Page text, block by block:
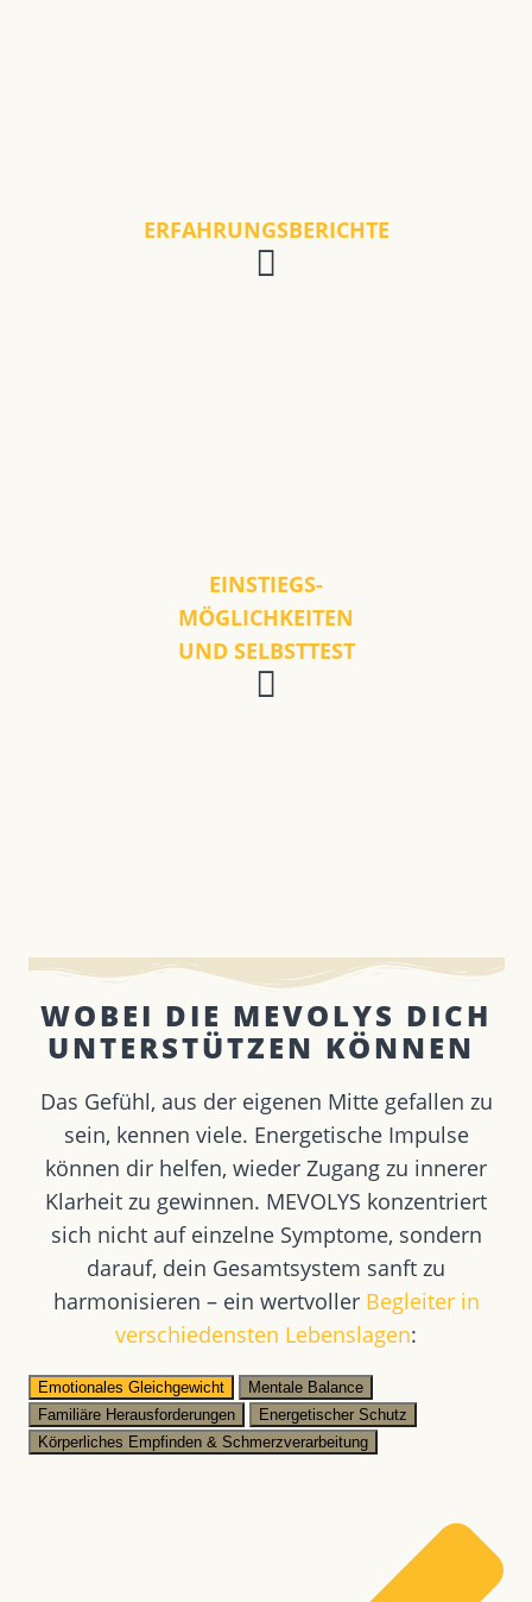
ERFAHRUNGSBERICHTE
EINSTIEGS-
MÖGLICHKEITEN
UND SELBSTTEST
WOBEI DIE MEVOLYS DICH
UNTERSTÜTZEN KÖNNEN ​
Das Gefühl, aus der eigenen Mitte gefallen zu
sein, kennen viele. Energetische Impulse
können dir helfen, wieder Zugang zu innerer
Klarheit zu gewinnen. MEVOLYS konzentriert
sich nicht auf einzelne Symptome, sondern
darauf, dein Gesamtsystem sanft zu
harmonisieren – ein wertvoller Begleiter in
verschiedensten Lebenslagen:
Emotionales Gleichgewicht
Mentale Balance
Familiäre Herausforderungen
Energetischer Schutz
Körperliches Empfinden & Schmerzverarbeitung